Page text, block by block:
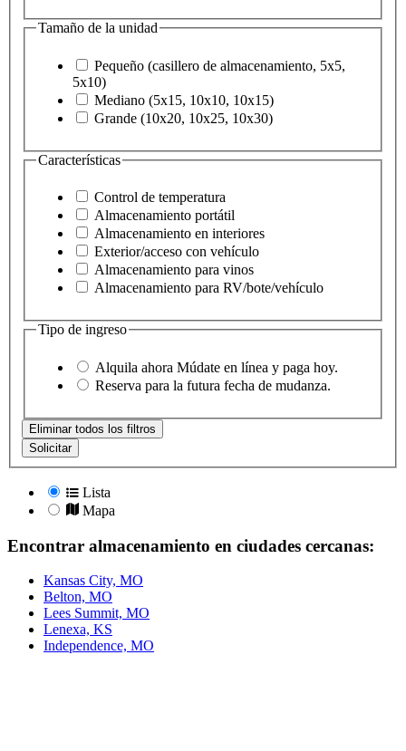
Tamaño de la unidad
Pequeño (casillero de almacenamiento, 5x5,
5x10)
Mediano (5x15, 10x10, 10x15)
Grande (10x20, 10x25, 10x30)
Características
Control de temperatura
Almacenamiento portátil
Almacenamiento en interiores
Exterior/acceso con vehículo
Almacenamiento para vinos
Almacenamiento para RV/bote/vehículo
Tipo de ingreso
Alquila ahora Múdate en línea y paga hoy.
Reserva para la futura fecha de mudanza.
Eliminar todos los filtros
Solicitar
Lista
Mapa
Encontrar almacenamiento en ciudades cercanas:
Kansas City, MO
Belton, MO
Lees Summit, MO
Lenexa, KS
Independence, MO